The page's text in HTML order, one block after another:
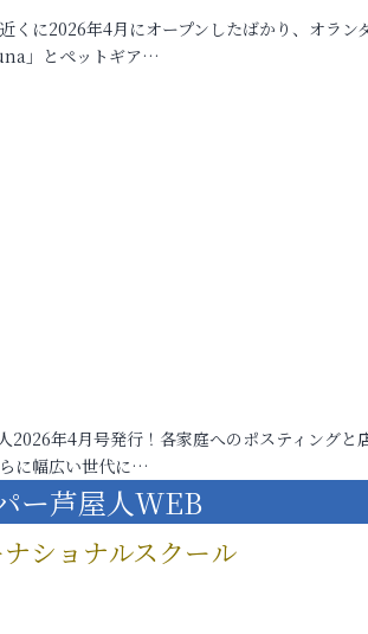
くに2026年4月にオープンしたばかり、オラン
」とペットギア…
2026年4月号発行！各家庭へのポスティングと
に幅広い世代に…
ー芦屋人WEB
ショナルスクール